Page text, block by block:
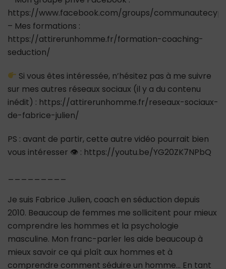
https://www.facebook.com/groups/
– Mes formations :
https://attirerunhomme.fr/formation-coaching-
seduction/
Si vous êtes intéressée, n’hésitez pas à me suivre
sur mes autres réseaux sociaux (il y a du contenu
inédit) : https://attirerunhomme.fr/reseaux-sociaux-
de-fabrice-julien/
PS : avant de partir, cette autre vidéo pourrait bien
vous intéresser 👁 : https://youtu.be/YG20ZK7NPbQ
Je suis Fabrice Julien, coach en séduction depuis
2010. Beaucoup de femmes me sollicitent pour mieux
comprendre les hommes et la psychologie
masculine. Mon franc-parler les aide beaucoup à
mieux savoir ce qui plaît aux hommes et à
comprendre comment séduire un homme… En tant